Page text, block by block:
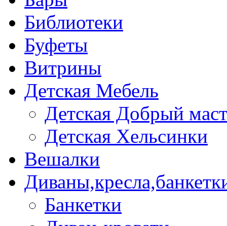
Библиотеки
Буфеты
Витрины
Детская Мебель
Детская Добрый
Детская Хельсинки
Вешалки
Банкетки